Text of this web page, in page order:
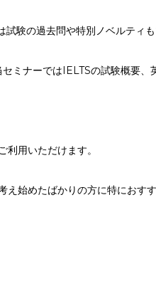
験の過去問や特別ノベルティも
ミナーではIELTSの試験概要、
用いただけます。
始めたばかりの方に特におすす